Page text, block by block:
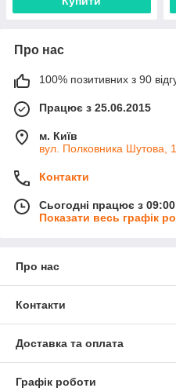
Про нас
100% позитивних з 90
Працює з 25.06.2015
м. Київ
вул. Полковника Шутова,
Контакти
Сьогодні працює з
Показати весь графік
Про нас
Контакти
Доставка та оплата
Графік роботи